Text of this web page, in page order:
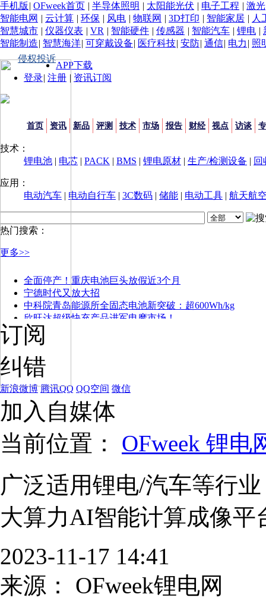
手机版 | OFweek首页 | 半导体照明 | 太阳能光伏 | 电子工程 | 激光
智能电网 | 云计算 | 环保 | 风电 | 物联网 | 3D打印 | 智能家居 | 人
智慧城市 | 仪器仪表 | VR | 智能硬件 | 传感器 | 智能汽车 | 锂电 |
智能制造| 智慧海洋| 可穿戴设备| 医疗科技| 安防| 通信| 电力 | 照
侵权投诉
APP下载
登录| 注册 | 资讯订阅
首页 资讯 新品 评测 技术 市场 报告 财经 视点 访谈
技术：
锂电池 | 电芯 | PACK | BMS | 锂电原材 | 生产/检测设备 | 回
应用：
电动汽车 | 电动自行车 | 3C数码 | 储能 | 电动工具 | 航天航
热门搜索：
更多>>
全面停产！重庆电池巨头放假近3个月
宁德时代又放大招
中科院青岛能源所全固态电池新突破：超600Wh/kg
欣旺达超级快充产品进军电摩市场！
订阅
纠错
新浪微博 腾讯QQ QQ空间 微信
加入自媒体
当前位置： OFweek 锂电
广泛适用锂电/汽车等行
大算力AI智能计算成像平
2023-11-17 14:41
来源：
OFweek锂电网